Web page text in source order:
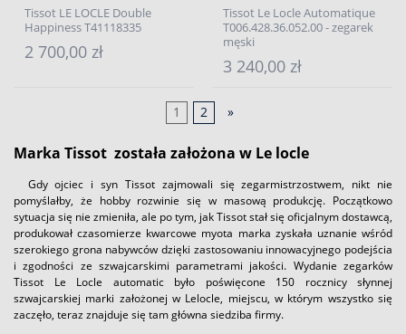
Tissot LE LOCLE Double
Happiness T41118335
2 700,00 zł
Tissot Le Locle Automatique
T006.428.36.052.00 - zegarek
męski
3 240,00 zł
1 2 »
Marka Tissot została założona w Le locle
Gdy ojciec i syn Tissot zajmowali się zegarmistrzostwem, nikt nie
pomyślałby, że hobby rozwinie się w masową produkcję. Początkowo
sytuacja się nie zmieniła, ale po tym, jak Tissot stał się oficjalnym dostawcą,
produkował czasomierze kwarcowe myota marka zyskała uznanie wśród
szerokiego grona nabywców dzięki zastosowaniu innowacyjnego podejścia
i zgodności ze szwajcarskimi parametrami jakości. Wydanie zegarków
Tissot Le Locle automatic było poświęcone 150 rocznicy słynnej
szwajcarskiej marki założonej w Lelocle, miejscu, w którym wszystko się
zaczęło, teraz znajduje się tam główna siedziba firmy.